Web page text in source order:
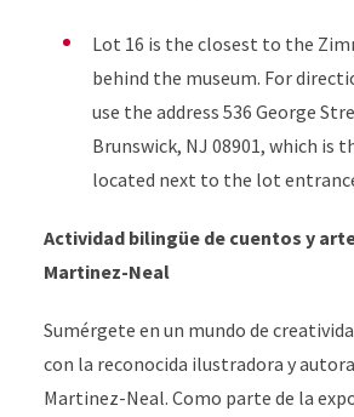
Lot 16 is the closest to the
behind the museum. For
use the address 536 George
Brunswick, NJ 08901, which is
located next to the lot
Actividad bilingüe de cuentos y
Martinez-Neal
Sumérgete en un mundo de
con la reconocida ilustradora y
Martinez-Neal. Como parte de la